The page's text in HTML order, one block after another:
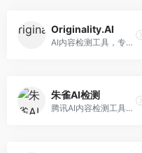
Originality.AI
AI内容检测工具，专注于内容原创性验证。面向内容创作者和出版商，提供AI检测、抄袭检测、批量分析等服务，检测精度高。
朱雀AI检测
腾讯AI内容检测工具，专注于中文内容识别。面向中文用户，提供AI内容检测、文本分析、报告生成等服务，中文检测专业。